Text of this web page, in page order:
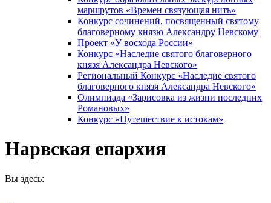
маршрутов «Времен связующая нить»
Конкурс сочинений, посвященный святому
благоверному князю Александру Невскому
Проект «У восхода России»
Конкурс «Наследие святого благоверного
князя Александра Невского»
Региональный Конкурс «Наследие святого
благоверного князя Александра Невского»
Олимпиада «Зарисовка из жизни последних
Романовых»
Конкурс «Путешествие к истокам»
Нарвская епархия
Вы здесь: